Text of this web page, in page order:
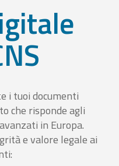
i tuoi documenti
che risponde agli
in Europa.
e valore legale ai